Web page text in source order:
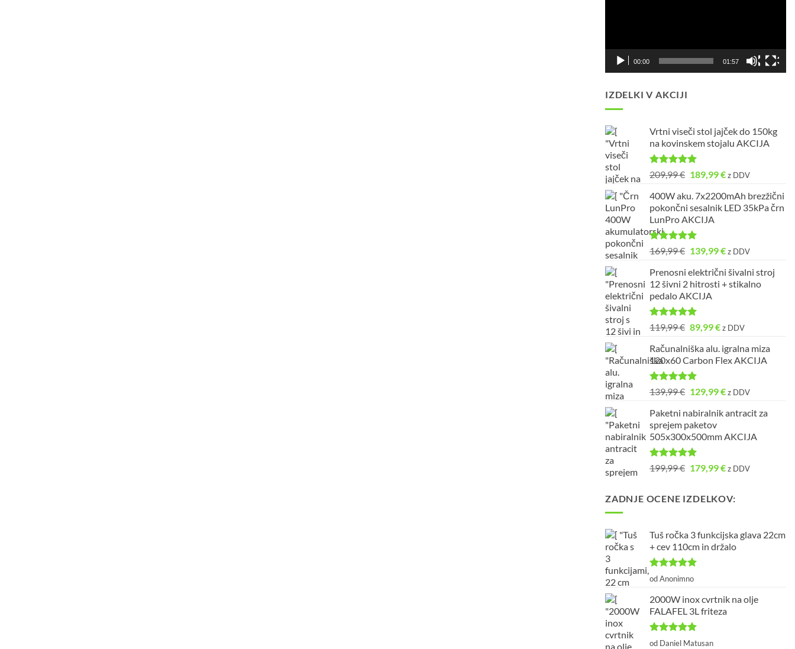
00:00 01:57
IZDELKI V AKCIJI
Vrtni viseči stol jajček do 150kg
na kovinskem stojalu AKCIJA
Ocenjeno
od 5
209,99€ Izvirna
je
bila:
209,99 €.
189,99€Trenutna
je:
189,99 €.
z DDV
400W aku. 7x2200mAh brezžični
pokončni sesalnik LED 35kPa črn
LunPro AKCIJA
Ocenjeno
od 5
169,99€ Izvirna
je
bila:
169,99 €.
139,99€Trenutna
je:
139,99 €.
z DDV
Prenosni električni šivalni stroj
12 šivni 2 hitrosti + stikalno
pedalo AKCIJA
Ocenjeno
od 5
119,99€ Izvirna
je
bila:
119,99 €.
89,99€Trenutna
je:
89,99 €.
z DDV
Računalniška alu. igralna miza
120x60 Carbon Flex AKCIJA
Ocenjeno
od 5
139,99€ Izvirna
je
bila:
139,99 €.
129,99€Trenutna
je:
z DDV
Paketni nabiralnik antracit za
sprejem paketov
505x300x500mm AKCIJA
Ocenjeno
od 5
199,99€ Izvirna
bila:
179,99€Trenutna
179,99 €.
z DDV
ZADNJE OCENE IZDELKOV:
Tuš ročka 3 funkcijska glava 22cm
+ cev 110cm in držalo
Ocenjeno5
od Anonimno
2000W inox cvrtnik na olje
FALAFEL 3L friteza
Ocenjeno5
od Daniel Matusan